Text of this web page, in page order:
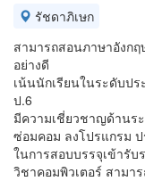
รัชดาภิเษก
สามารถสอนภาษาอังก
อย่างดี
เน้นนักเรียนในระดับป
ป.6
มีความเชี่ยวชาญด้านร
ซ่อมคอม ลงโปรแกรม
ในการสอบบรรจุเข้ารั
วิชาคอมพิวเตอร์ สามา